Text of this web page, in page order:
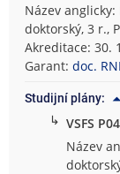
Název anglicky:
doktorský, 3 r.,
Akreditace: 30.
Garant:doc.
Studijní plány:
↳ VSFS
Název